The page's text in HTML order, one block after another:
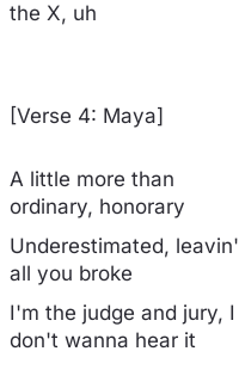
the X, uh
[Verse 4: Maya]
A little more than
ordinary, honorary
Underestimated, leavin'
all you broke
I'm the judge and jury, I
don't wanna hear it